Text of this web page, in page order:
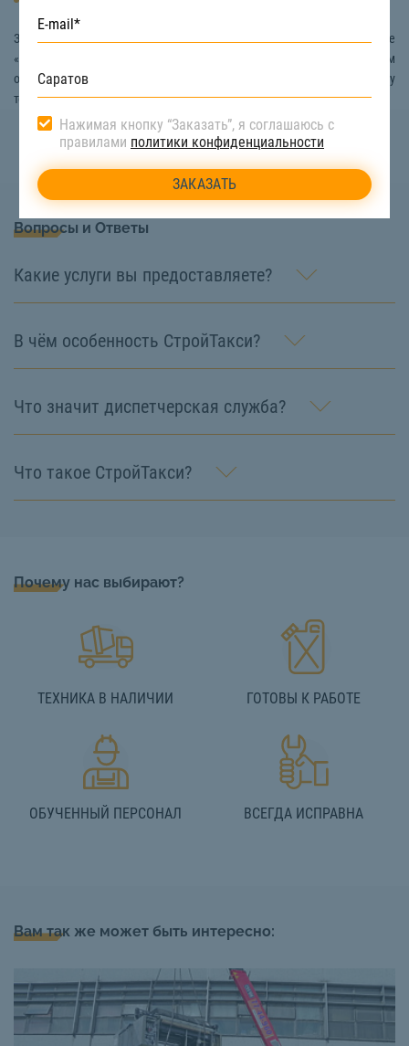
Заказать услуги валки деревьев в Саратове вы можете на сайте
«СтройТакси». Наши специалисты всегда на связи, и с удовольствием
ответят на все ваши вопросы, если вы позвоните по номеру
телефона:8 (800) 222-90-66
Вопросы и Ответы
Какие услуги вы предоставляете?
В чём особенность СтройТакси?
Что значит диспетчерская служба?
Что такое СтройТакси?
Почему нас выбирают?
ТЕХНИКА В НАЛИЧИИ ГОТОВЫ К РАБОТЕ
ОБУЧЕННЫЙ ПЕРСОНАЛ ВСЕГДА ИСПРАВНА
Вам так же может быть интересно:
Нажимая кнопку “Заказать”, я соглашаюсь с
правилами политики конфиденциальности